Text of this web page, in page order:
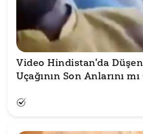
Video Hindistan'da
Uçağının Son Anlarını